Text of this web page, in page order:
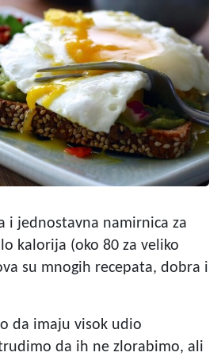
i jednostavna namirnica za
kalorija (oko 80 za veliko
su mnogih recepata, dobra i
da imaju visok udio
da ih ne zlorabimo, ali